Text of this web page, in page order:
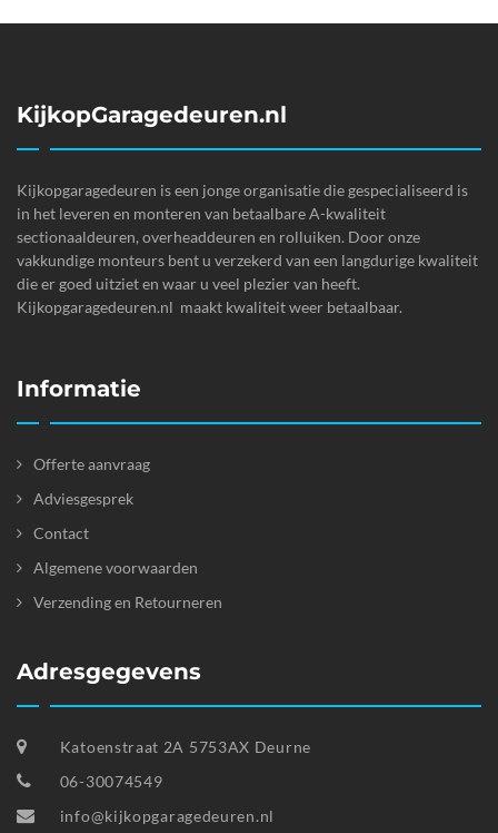
KijkopGaragedeuren.nl
Kijkopgaragedeuren is een jonge organisatie die gespecialiseerd is
in het leveren en monteren van betaalbare A-kwaliteit
sectionaaldeuren, overheaddeuren en rolluiken. Door onze
vakkundige monteurs bent u verzekerd van een langdurige kwaliteit
die er goed uitziet en waar u veel plezier van heeft.
Kijkopgaragedeuren.nl maakt kwaliteit weer betaalbaar.
Informatie
Offerte aanvraag
Adviesgesprek
Contact
Algemene voorwaarden
Verzending en Retourneren
Adresgegevens
Katoenstraat 2A 5753AX Deurne
06-30074549
info@kijkopgaragedeuren.nl